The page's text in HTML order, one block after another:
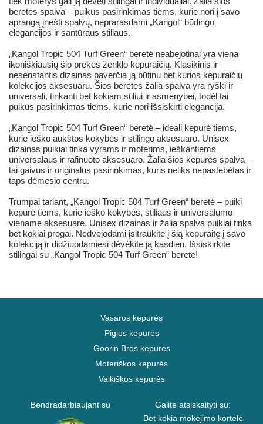
beretės spalva – puikus pasirinkimas tiems, kurie nori į savo
aprangą įnešti spalvų, neprarasdami „Kangol“ būdingo
elegancijos ir santūraus stiliaus.
„Kangol Tropic 504 Turf Green“ beretė neabejotinai yra viena
ikoniškiausių šio prekės ženklo kepuraičių. Klasikinis ir
nesenstantis dizainas paverčia ją būtinu bet kurios kepuraičių
kolekcijos aksesuaru. Šios beretės žalia spalva yra ryški ir
universali, tinkanti bet kokiam stiliui ir asmenybei, todėl tai
puikus pasirinkimas tiems, kurie nori išsiskirti elegancija.
„Kangol Tropic 504 Turf Green“ beretė – ideali kepurė tiems,
kurie ieško aukštos kokybės ir stilingo aksesuaro. Unisex
dizainas puikiai tinka vyrams ir moterims, ieškantiems
universalaus ir rafinuoto aksesuaro. Žalia šios kepurės spalva –
tai gaivus ir originalus pasirinkimas, kuris neliks nepastebėtas ir
taps dėmesio centru.
Trumpai tariant, „Kangol Tropic 504 Turf Green“ beretė – puiki
kepurė tiems, kurie ieško kokybės, stiliaus ir universalumo
viename aksesuare. Unisex dizainas ir žalia spalva puikiai tinka
bet kokiai progai. Nedvejodami įsitraukite į šią kepuraitę į savo
kolekciją ir didžiuodamiesi dėvėkite ją kasdien. Išsiskirkite
stilingai su „Kangol Tropic 504 Turf Green“ berete!
Vasaros kepurės
Pigios kepurės
Goorin Bros kepurės
Moteriškos kepurės
Vaikiškos kepurės
Bendradarbiaujant su
Galite atsiskaityti su:
Bet kokia mokėjimo kortelė